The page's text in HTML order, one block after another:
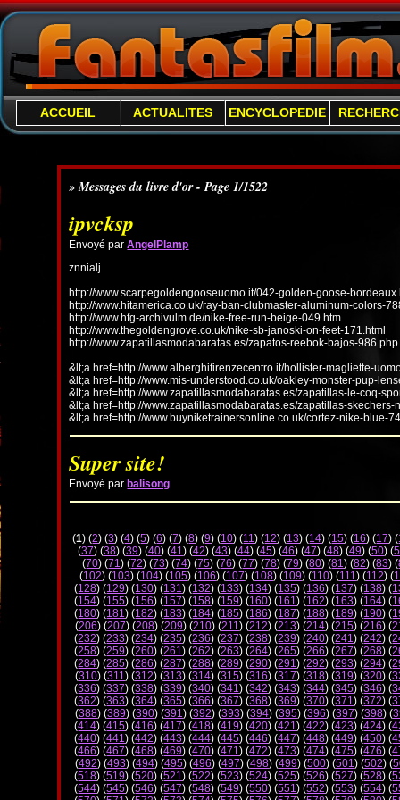
ACCUEIL ACTUALITES ENCYCLOPEDIE
» Messages du livre d'or - Page 1/1522
ipvcksp
Envoyé parAngelPlamp
znnialj
http://www.scarpegoldengooseuomo.it/042-golden-goose-
http://www.hitamerica.co.uk/ray-ban-clubmaster-aluminum-colors-
http://www.hfg-archivulm.de/nike-free-run-beige-049.htm
http://www.thegoldengrove.co.uk/nike-sb-janoski-on-feet-171.html
http://www.zapatillasmodabaratas.es/zapatos-reebok-bajos-986.php
&lt;a href=http://www.alberghifirenzecentro.it/hollister-magliette-
&lt;a href=http://www.mis-understood.co.uk/oakley-monster-pup-
&lt;a href=http://www.zapatillasmodabaratas.es/zapatillas-le-coq-
&lt;a href=http://www.zapatillasmodabaratas.es/zapatillas-
&lt;a href=http://www.buyniketrainersonline.co.uk/cortez-nike-blue-
Super site!
Envoyé par balisong
(1) (2) (3) (4) (5) (6) (7) (8) (9) (10) (11) (12) (13) (14) (15) (16) (17) (
(37) (38) (39) (40) (41) (42) (43) (44) (45) (46) (47) (48) (49) (50) (
(70) (71) (72) (73) (74) (75) (76) (77) (78) (79) (80) (81) (82) (83) (
(102) (103) (104) (105) (106) (107) (108) (109) (110) (111) (112) (
(128) (129) (130) (131) (132) (133) (134) (135) (136) (137) (138) (
(154) (155) (156) (157) (158) (159) (160) (161) (162) (163) (164) (
(180) (181) (182) (183) (184) (185) (186) (187) (188) (189) (190) (
(206) (207) (208) (209) (210) (211) (212) (213) (214) (215) (216) (
(232) (233) (234) (235) (236) (237) (238) (239) (240) (241) (242) (
(258) (259) (260) (261) (262) (263) (264) (265) (266) (267) (268) (
(284) (285) (286) (287) (288) (289) (290) (291) (292) (293) (294) (
(310) (311) (312) (313) (314) (315) (316) (317) (318) (319) (320) (
(336) (337) (338) (339) (340) (341) (342) (343) (344) (345) (346) (
(362) (363) (364) (365) (366) (367) (368) (369) (370) (371) (372) (
(388) (389) (390) (391) (392) (393) (394) (395) (396) (397) (398) (
(414) (415) (416) (417) (418) (419) (420) (421) (422) (423) (424) (
(440) (441) (442) (443) (444) (445) (446) (447) (448) (449) (450) (
(466) (467) (468) (469) (470) (471) (472) (473) (474) (475) (476) (
(492) (493) (494) (495) (496) (497) (498) (499) (500) (501) (502) (
(518) (519) (520) (521) (522) (523) (524) (525) (526) (527) (528) (
(544) (545) (546) (547) (548) (549) (550) (551) (552) (553) (554) (